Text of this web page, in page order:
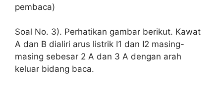
pembaca)
Soal No. 3). Perhatikan gambar berikut. Kawat
A dan B dialiri arus listrik I1 dan I2 masing-
masing sebesar 2 A dan 3 A dengan arah
keluar bidang baca.